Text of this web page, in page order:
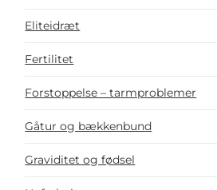
Eliteidræt
Fertilitet
Forstoppelse – tarmproblemer
Gåtur og bækkenbund
Graviditet og fødsel